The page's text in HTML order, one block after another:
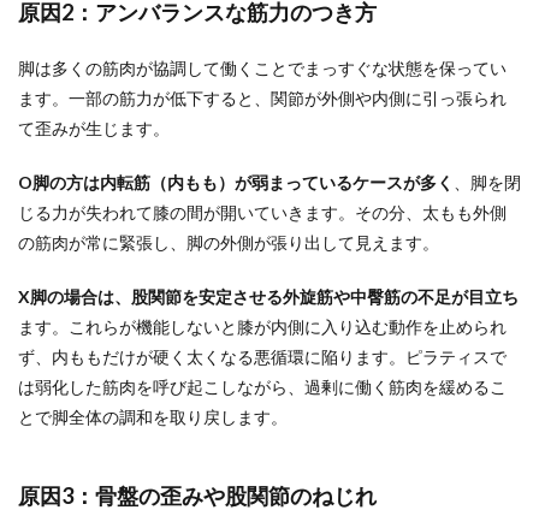
原因2：アンバランスな筋力のつき方
脚は多くの筋肉が協調して働くことでまっすぐな状態を保ってい
ます。一部の筋力が低下すると、関節が外側や内側に引っ張られ
て歪みが生じます。
O脚の方は内転筋（内もも）が弱まっているケースが多く
、脚を閉
じる力が失われて膝の間が開いていきます。その分、太もも外側
の筋肉が常に緊張し、脚の外側が張り出して見えます。
X脚の場合は、股関節を安定させる外旋筋や中臀筋の不足が目立ち
ます。これらが機能しないと膝が内側に入り込む動作を止められ
ず、内ももだけが硬く太くなる悪循環に陥ります。ピラティスで
は弱化した筋肉を呼び起こしながら、過剰に働く筋肉を緩めるこ
とで脚全体の調和を取り戻します。
原因3：骨盤の歪みや股関節のねじれ